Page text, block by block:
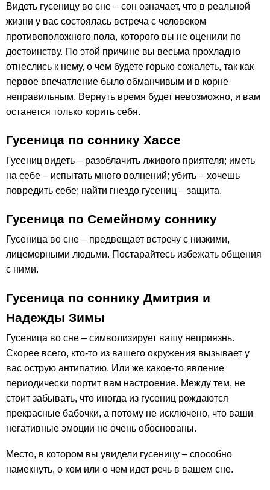
Видеть гусеницу во сне – сон означает, что в реальной
жизни у вас состоялась встреча с человеком
противоположного пола, которого вы не оценили по
достоинству. По этой причине вы весьма прохладно
отнеслись к нему, о чем будете горько сожалеть, так как
первое впечатление было обманчивым и в корне
неправильным. Вернуть время будет невозможно, и вам
останется только корить себя.
Гусеница по соннику Хассе
Гусениц видеть – разоблачить лживого приятеля; иметь
на себе – испытать много волнений; убить – хочешь
повредить себе; найти гнездо гусениц – защита.
Гусеница по Семейному соннику
Гусеница во сне – предвещает встречу с низкими,
лицемерными людьми. Постарайтесь избежать общения
с ними.
Гусеница по соннику Дмитрия и
Надежды Зимы
Гусеница во сне – символизирует вашу неприязнь.
Скорее всего, кто-то из вашего окружения вызывает у
вас острую антипатию. Или же какое-то явление
периодически портит вам настроение. Между тем, не
стоит забывать, что иногда из гусениц рождаются
прекрасные бабочки, а потому не исключено, что ваши
негативные эмоции не очень обоснованы.
Место, в котором вы увидели гусеницу – способно
намекнуть, о ком или о чем идет речь в вашем сне.